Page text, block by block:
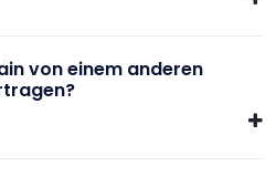
von einem anderen